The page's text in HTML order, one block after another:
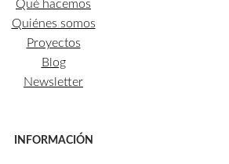
Qué hacemos
Quiénes somos
Proyectos
Blog
Newsletter
INFORMACIÓN